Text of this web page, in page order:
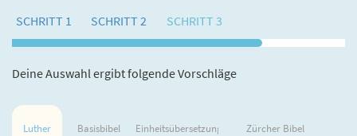
SCHRITT 1 SCHRITT 2 SCHRITT 3
Deine Auswahl ergibt folgende Vorschläge
Luther Basisbibel Einheitsübersetzung Zürcher Bibel